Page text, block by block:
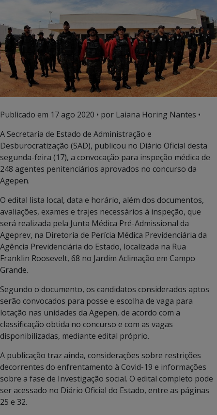
Publicado em 17 ago 2020 • por Laiana Horing Nantes •
A Secretaria de Estado de Administração e
Desburocratização (SAD), publicou no Diário Oficial desta
segunda-feira (17), a convocação para inspeção médica de
248 agentes penitenciários aprovados no concurso da
Agepen.
O edital lista local, data e horário, além dos documentos,
avaliações, exames e trajes necessários à inspeção, que
será realizada pela Junta Médica Pré-Admissional da
Ageprev, na Diretoria de Perícia Médica Previdenciária da
Agência Previdenciária do Estado, localizada na Rua
Franklin Roosevelt, 68 no Jardim Aclimação em Campo
Grande.
Segundo o documento, os candidatos considerados aptos
serão convocados para posse e escolha de vaga para
lotação nas unidades da Agepen, de acordo com a
classificação obtida no concurso e com as vagas
disponibilizadas, mediante edital próprio.
A publicação traz ainda, considerações sobre restrições
decorrentes do enfrentamento à Covid-19 e informações
sobre a fase de Investigação social. O edital completo pode
ser acessado no Diário Oficial do Estado, entre as páginas
25 e 32.